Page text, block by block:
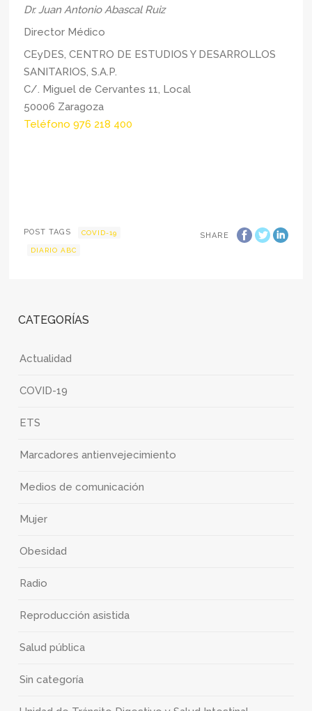
Dr. Juan Antonio Abascal Ruiz
Director Médico
CEyDES, CENTRO DE ESTUDIOS Y DESARROLLOS
SANITARIOS, S.A.P.
C/. Miguel de Cervantes 11, Local
50006 Zaragoza
Teléfono 976 218 400
SHARE
POST TAGS COVID-19
DIARIO ABC
CATEGORÍAS
Actualidad
COVID-19
ETS
Marcadores antienvejecimiento
Medios de comunicación
Mujer
Obesidad
Radio
Reproducción asistida
Salud pública
Sin categoría